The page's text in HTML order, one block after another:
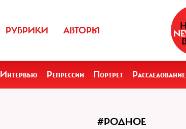
РУБРИКИ АВТОРЫ
Интервью Репрессии Портрет Расследование
#РОДНОЕ